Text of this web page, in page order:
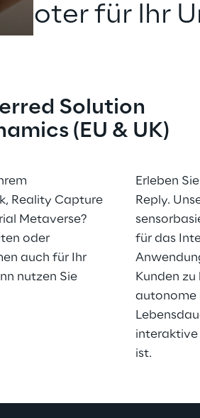
für Ihr
Solution
(EU & UK)
Reality Capture
Metaverse?
oder
auch für Ihr
nutzen Sie
Erleben
Reply.
für das
Kunden
autonome
interaktive
ist.